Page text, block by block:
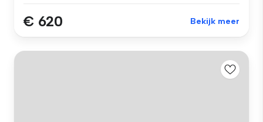
€ 620 Bekijk meer